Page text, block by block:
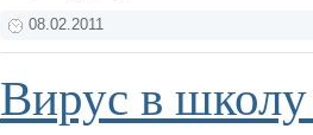
08.02.2011
Вирус в школу